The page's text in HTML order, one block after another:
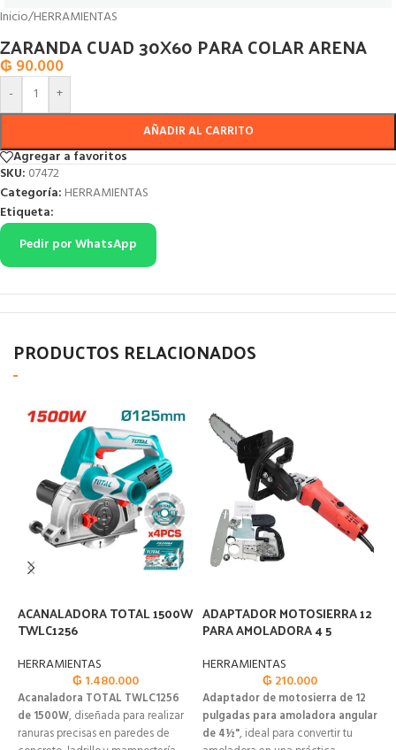
Inicio/HERRAMIENTAS
ZARANDA CUAD 30X60 PARA COLAR ARENA
₲ 90.000
- +
AÑADIR AL CARRITO
Agregar a favoritos
SKU: 07472
Categoría: HERRAMIENTAS
Etiqueta:
Pedir por WhatsApp
PRODUCTOS RELACIONADOS
ACANALADORA TOTAL 1500W
TWLC1256
HERRAMIENTAS
₲ 1.480.000
Acanaladora TOTAL TWLC1256
de 1500W, diseñada para realizar
ranuras precisas en paredes de
ADAPTADOR MOTOSIERRA 12
PARA AMOLADORA 4 5
HERRAMIENTAS
₲ 210.000
Adaptador de motosierra de 12
pulgadas para amoladora angular
de 4½", ideal para convertir tu